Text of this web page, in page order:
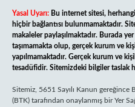
Yasal Uyarı: Bu internet sitesi,
hiçbir bağlantısı bulunmamaktadır.
makaleler paylaşılmaktadır. Burada
taşımamakta olup, gerçek kurum ve
yapılmamaktadır. Gerçek kurum ve
tesadüfidir. Sitemizdeki bilgiler taslak
Sitemiz, 5651 Sayılı Kanun
(BTK) tarafından onaylanmış bir Yer